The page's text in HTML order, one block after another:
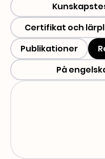
Certifikat och
Publikationer
På